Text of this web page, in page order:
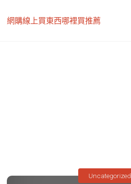
網購線上買東西哪裡買推薦
Uncategorized